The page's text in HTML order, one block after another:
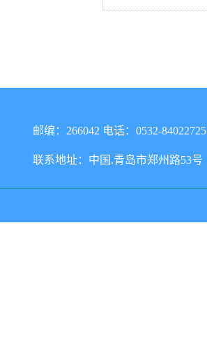
邮编：266042 电话：0532-84022725
联系地址：中国.青岛市郑州路53号